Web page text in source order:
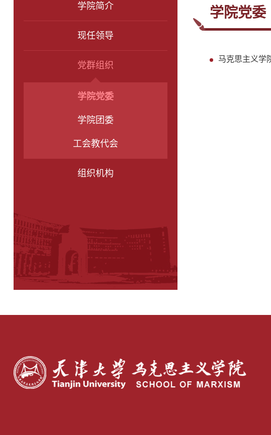
学院党委
马克思主义学
学院简介
现任领导
党群组织
学院党委
学院团委
工会教代会
组织机构